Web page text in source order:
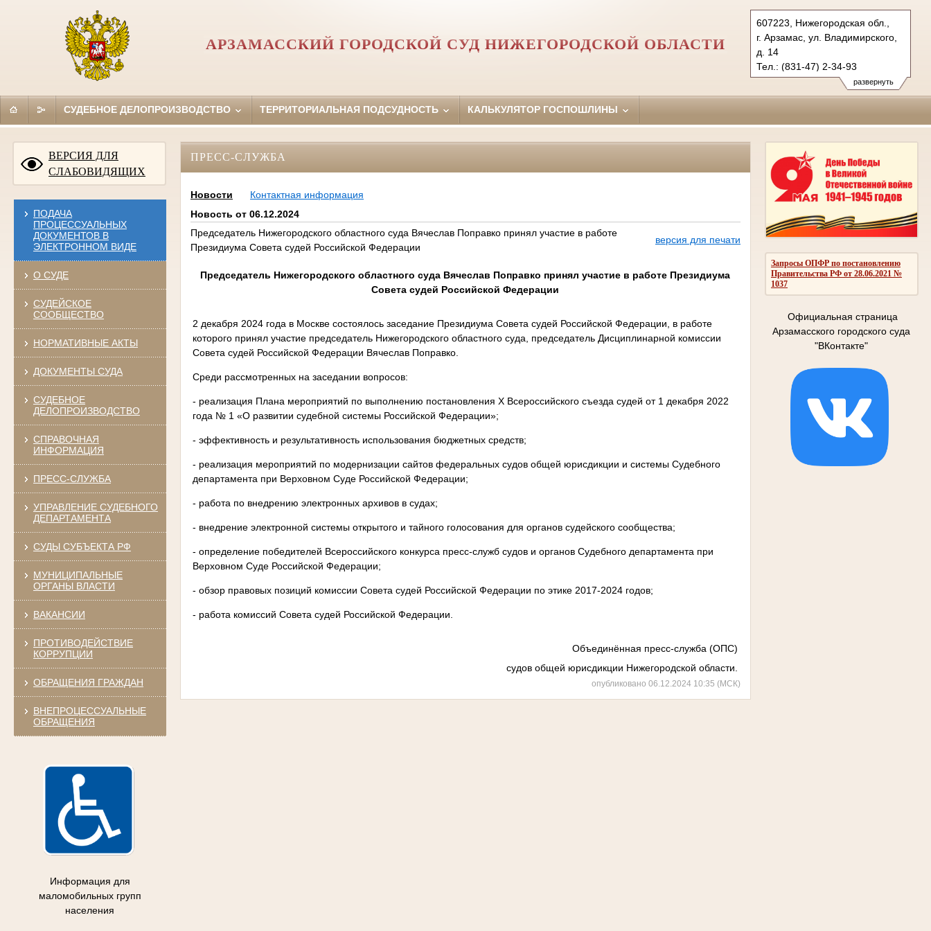
развернуть
607223, Нижегородская обл.,
г. Арзамас, ул. Владимирского,
д. 14
Тел.: (831-47) 2-34-93
arzamassky.nnov@sudrf.ru
АРЗАМАССКИЙ ГОРОДСКОЙ СУД НИЖЕГОРОДСКОЙ ОБЛАСТИ
СУДЕБНОЕ ДЕЛОПРОИЗВОДСТВО ТЕРРИТОРИАЛЬНАЯ ПОДСУДНОСТЬ КАЛЬКУЛЯТОР ГОСПОШЛИНЫ
ВЕРСИЯ ДЛЯ
СЛАБОВИДЯЩИХ
ПОДАЧА
ПРОЦЕССУАЛЬНЫХ
ДОКУМЕНТОВ В
ЭЛЕКТРОННОМ ВИДЕ
О СУДЕ
СУДЕЙСКОЕ
СООБЩЕСТВО
НОРМАТИВНЫЕ АКТЫ
ДОКУМЕНТЫ СУДА
СУДЕБНОЕ
ДЕЛОПРОИЗВОДСТВО
СПРАВОЧНАЯ
ИНФОРМАЦИЯ
ПРЕСС-СЛУЖБА
УПРАВЛЕНИЕ СУДЕБНОГО
ДЕПАРТАМЕНТА
СУДЫ СУБЪЕКТА РФ
МУНИЦИПАЛЬНЫЕ
ОРГАНЫ ВЛАСТИ
ВАКАНСИИ
ПРОТИВОДЕЙСТВИЕ
КОРРУПЦИИ
ОБРАЩЕНИЯ ГРАЖДАН
ВНЕПРОЦЕССУАЛЬНЫЕ
ОБРАЩЕНИЯ
Информация для
маломобильных групп
населения
Запросы ОПФР по постановлению
Правительства РФ от 28.06.2021 №
1037
Официальная страница
Арзамасского городского суда
"ВКонтакте"
ПРЕСС-СЛУЖБА
Новости
Контактная информация
Новость от 06.12.2024
Председатель Нижегородского областного суда Вячеслав Поправко принял участие в работе
Президиума Совета судей Российской Федерации
версия для печати
Председатель Нижегородского областного суда Вячеслав Поправко принял участие в работе Президиума
Совета судей Российской Федерации
2 декабря 2024 года в Москве состоялось заседание Президиума Совета судей Российской Федерации, в работе
которого принял участие председатель Нижегородского областного суда, председатель Дисциплинарной комиссии
Совета судей Российской Федерации Вячеслав Поправко.
Среди рассмотренных на заседании вопросов:
- реализация Плана мероприятий по выполнению постановления X Всероссийского съезда судей от 1 декабря 2022
года № 1 «О развитии судебной системы Российской Федерации»;
- эффективность и результативность использования бюджетных средств;
- реализация мероприятий по модернизации сайтов федеральных судов общей юрисдикции и системы Судебного
департамента при Верховном Суде Российской Федерации;
- работа по внедрению электронных архивов в судах;
- внедрение электронной системы открытого и тайного голосования для органов судейского сообщества;
- определение победителей Всероссийского конкурса пресс-служб судов и органов Судебного департамента при
Верховном Суде Российской Федерации;
- обзор правовых позиций комиссии Совета судей Российской Федерации по этике 2017-2024 годов;
- работа комиссий Совета судей Российской Федерации.
Объединённая пресс-служба (ОПС)
судов общей юрисдикции Нижегородской области.
опубликовано 06.12.2024 10:35 (МСК)